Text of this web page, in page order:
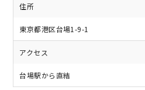
住所
東京都港区台場1-9-1
アクセス
台場駅から直結